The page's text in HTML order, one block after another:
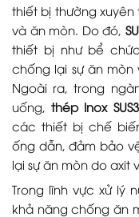
thiết bị thường
và ăn mòn. Do đó,
thiết bị như bể
chống lại sự ăn mòn
Ngoài ra, trong
uống,thép Inox
các thiết bị chế
ống dẫn, đảm bảo
lại sự ăn mòn do axit
Trong lĩnh vực xử lý
khả năng chống ăn